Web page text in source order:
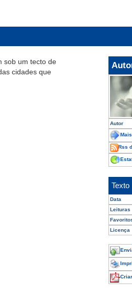
sob um tecto de
cidades que
Autor
Rss
Texto
Data
Leituras
Licença